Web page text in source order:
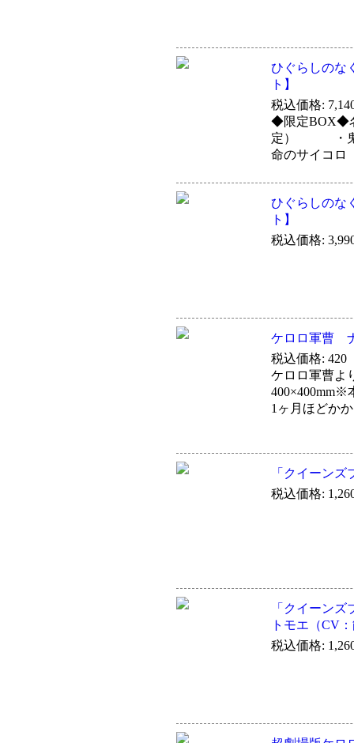
ひぐらしのな
ト】
税込価格:
◆限定BOX◆
定） ・鬼
命のサイコ
ひぐらしのな
ト】
税込価格:
ケロロ軍曹
税込価格: 420
ケロロ軍曹よ
400×400mm※
1ヶ月ほどか
「クイーンズ
税込価格:
「クイーン
トモエ（CV
税込価格: